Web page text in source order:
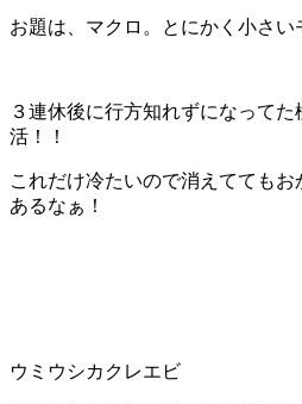
お題は、マクロ。とにかく小さい
３連休後に行方知れずになって
活！！
これだけ冷たいので消えてても
あるなぁ！
ウミウシカクレエビ